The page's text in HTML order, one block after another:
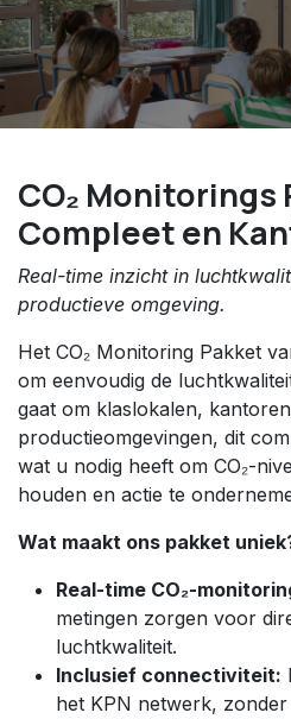
CO₂ Monitorings
Compleet en
Real-time inzicht in
productieve omgeving.
Het CO₂ Monitoring Pakket
om eenvoudig de
gaat om klaslokalen,
productieomgevingen, dit
wat u nodig heeft om CO₂-
houden en actie te
Wat maakt ons pakket
Real-time CO₂-
metingen zorgen voor
luchtkwaliteit.
Inclusief connectiviteit:
het KPN netwerk, zonder